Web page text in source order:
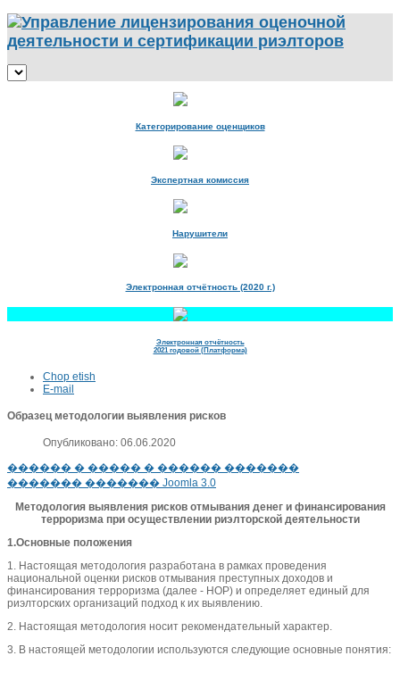
Категорирование оценщиков
Экспертная комиссия
Нарушители
Электронная отчётность (2020 г.)
Электронная отчётность
2021 годовой (Платформа)
Chop etish
E-mail
Образец методологии выявления рисков
Опубликовано: 06.06.2020
������ � ����� � ������ �������
������� ������� Joomla 3.0
Методология выявления рисков отмывания денег и финансирования
терроризма при осуществлении риэлторской деятельности
1.Основные положения
1. Настоящая методология разработана в рамках проведения
национальной оценки рисков отмывания преступных доходов и
финансирования терроризма (далее - НОР) и определяет единый для
риэлторских организаций подход к их выявлению.
2. Настоящая методология носит рекомендательный характер.
3. В настоящей методологии используются следующие основные понятия: